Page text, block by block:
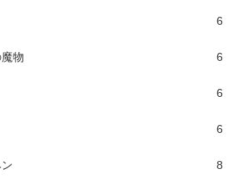
6
物 6
6
6
8